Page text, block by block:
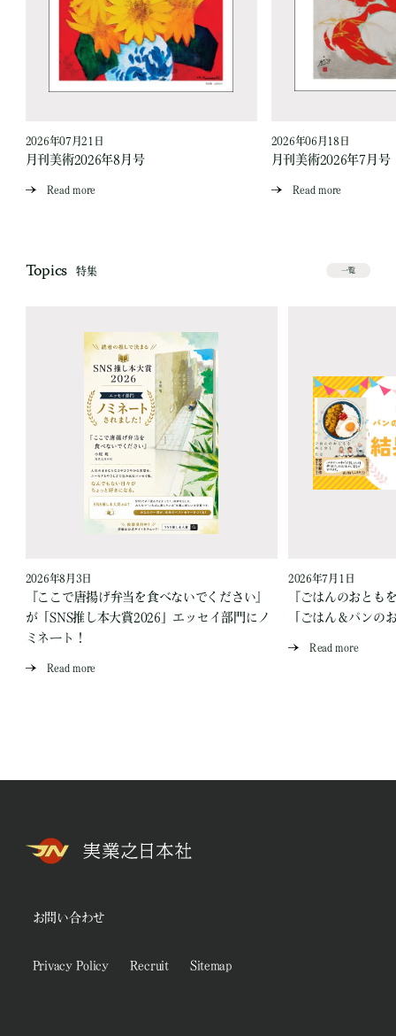
2026年07月21日
月刊美術2026年8月号
Read more
2026年06月18日
月刊美術2026年7月号
Read more
Topics 特集 一覧
2026年8月3日
『ここで唐揚げ弁当を食べないでください』
が「SNS推し本大賞2026」エッセイ部門にノ
ミネート！
Read more
2026年7月1日
『ごはんのおとも
「ごはん＆パンの
Read more
お問い合わせ
Privacy Policy Recruit Sitemap